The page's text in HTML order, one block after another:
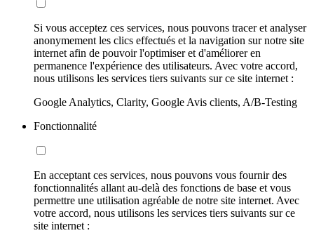
Si vous acceptez ces services, nous pouvons tracer et analyser
anonymement les clics effectués et la navigation sur notre site
internet afin de pouvoir l'optimiser et d'améliorer en
permanence l'expérience des utilisateurs. Avec votre accord,
nous utilisons les services tiers suivants sur ce site internet :
Google Analytics, Clarity, Google Avis clients, A/B-Testing
Fonctionnalité
En acceptant ces services, nous pouvons vous fournir des
fonctionnalités allant au-delà des fonctions de base et vous
permettre une utilisation agréable de notre site internet. Avec
votre accord, nous utilisons les services tiers suivants sur ce
site internet :